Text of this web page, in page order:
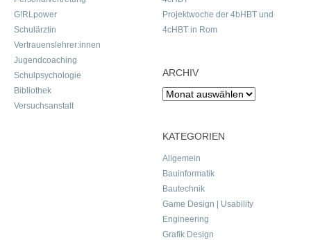
G!RLpower
Schulärztin
Vertrauenslehrer:innen
Jugendcoaching
Schulpsychologie
Bibliothek
Versuchsanstalt
Projektwoche der 4bHBT und
4cHBT in Rom
ARCHIV
Archiv
KATEGORIEN
Allgemein
Bauinformatik
Bautechnik
Game Design | Usability
Engineering
Grafik Design